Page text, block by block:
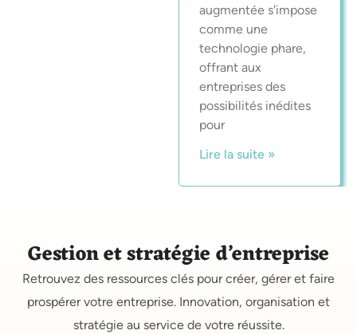
augmentée s'impose
comme une
technologie phare,
offrant aux
entreprises des
possibilités inédites
pour
Lire la suite »
Gestion et stratégie d’entreprise
Retrouvez des ressources clés pour créer, gérer et faire
prospérer votre entreprise. Innovation, organisation et
stratégie au service de votre réussite.